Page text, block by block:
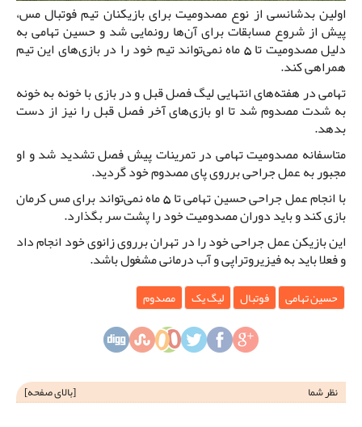
اولین بدشانسی از نوع مصدومیت برای بازیکنان تیم فوتبال مس،
پیش از شروع مسابقات برای آن‌ها رونمایی شد و حسین تهامی به
دلیل مصدومیت تا 5 ماه نمی‌تواند تیم خود را در بازی‌های این تیم
همراهی کند.
تهامی در هفته‌های انتهایی لیگ فصل قبل و در بازی با خونه به خونه
به شدت مصدوم شد تا او بازی‌های آخر فصل قبل را نیز از دست
بدهد.
متاسفانه مصدومیت تهامی در تمرینات پیش فصل تشدید شد و او
مجبور به عمل جراحی برروی پای مصدوم خود گردید.
با انجام عمل جراحی حسین تهامی تا 5 ماه نمی‌تواند برای مس کرمان
بازی کند و باید دوران مصدومیت خود را پشت سر بگذارد.
این بازیکن عمل جراحی خود را در تهران برروی زانوی خود انجام داد
و فعلا باید به فیزیروتراپی و آب درمانی مشغول باشد.
حسین تهامی فوتبال لیگ یک مصدوم
نظر شما [بالای صفحه]